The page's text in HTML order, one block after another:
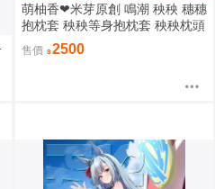
萌柚香❤米芽原創 鳴潮 秧秧 穗穗
抱枕套 秧秧等身抱枕套 秧秧枕頭
套 穗穗枕套 動漫等身抱枕套
售價 2500